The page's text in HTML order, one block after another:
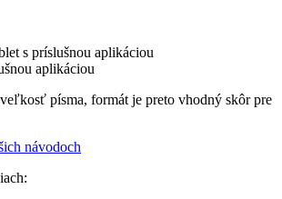
s príslušnou aplikáciou
aplikáciou
písma, formát je preto vhodný skôr pre
návodoch